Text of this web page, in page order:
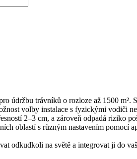
údržbu trávníků o rozloze až 1500
volby instalace s fyzickými vodiči
2–3 cm, a zároveň odpadá
oblastí s různým nastavením
odkudkoli na světě a integrovat ji do